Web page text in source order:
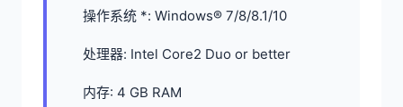
操作系统 *: Windows® 7/8/8.1/10
处理器: Intel Core2 Duo or better
内存: 4 GB RAM